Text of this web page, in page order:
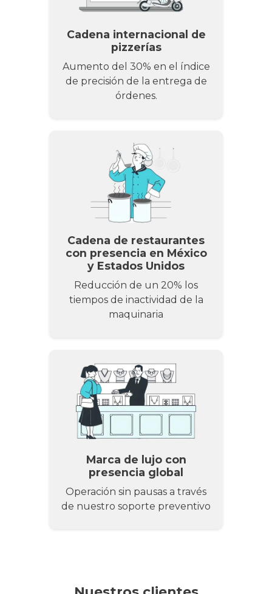
Cadena internacional de
pizzerías
Aumento del 30% en el índice
de precisión de la entrega de
órdenes.
Cadena de restaurantes
con presencia en México
y Estados Unidos
Reducción de un 20% los
tiempos de inactividad de la
maquinaria
Marca de lujo con
presencia global
Operación sin pausas a través
de nuestro soporte preventivo